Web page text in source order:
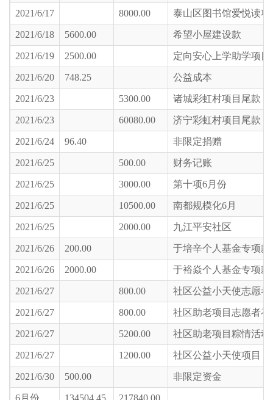
2021/6/17 8000.00 泰山区图书馆爱悦读
2021/6/18 5600.00 希望小屋建设款
2021/6/19 2500.00 定向安心上学助学项目
2021/6/20 748.25 公益成本
2021/6/23 5300.00 诸城彩虹村项目尾款
2021/6/23 60080.00 济宁彩虹村项目尾款
2021/6/24 96.40 非限定捐赠
2021/6/25 500.00 财务记账
2021/6/25 3000.00 第十项6月份
2021/6/25 10500.00 南都规模化6月
2021/6/25 2000.00 九江平安社区
2021/6/26 200.00 于培辛个人基金专项款
2021/6/26 2000.00 于裕焱个人基金专项款
2021/6/27 800.00 社区公益小天使志愿者
2021/6/27 800.00 社区助老项目志愿者补
2021/6/27 5200.00 社区助老项目粽情活动
2021/6/27 1200.00 社区公益小天使项目
2021/6/30 500.00 非限定资金
6月份 134504.45 217840.00